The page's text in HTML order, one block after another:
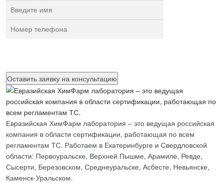
Евразийская ХимФарм лаборатория – это ведущая российская
компания в области сертификации, работающая по всем
регламентам ТС. Работаем в Екатеринбурге и Свердловской
области: Первоуральске, Верхней Пышме, Арамиле, Ревде,
Сысерти, Березовском, Среднеуральске, Асбесте, Невьянске,
Каменск-Уральском.